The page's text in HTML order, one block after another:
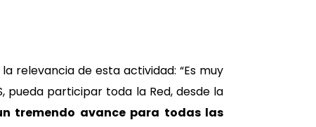
relevancia de esta actividad: “Es muy
pueda participar toda la Red, desde la
tremendo avance para todas las